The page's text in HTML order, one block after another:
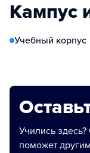
Кампус
Учебный корпус
Учились
поможет